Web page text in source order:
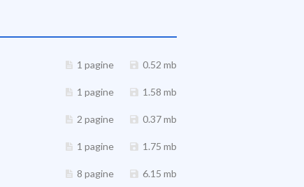
1 pagine 0.52 mb
1 pagine 1.58 mb
2 pagine 0.37 mb
1 pagine 1.75 mb
8 pagine 6.15 mb